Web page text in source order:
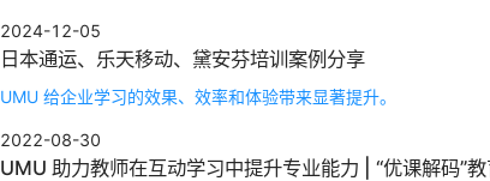
2024-12-05
日本通运、乐天移动、黛安芬培训案例分享
UMU 给企业学习的效果、效率和体验带来显著提升。
2022-08-30
UMU 助力教师在互动学习中提升专业能力 | “优课解码”